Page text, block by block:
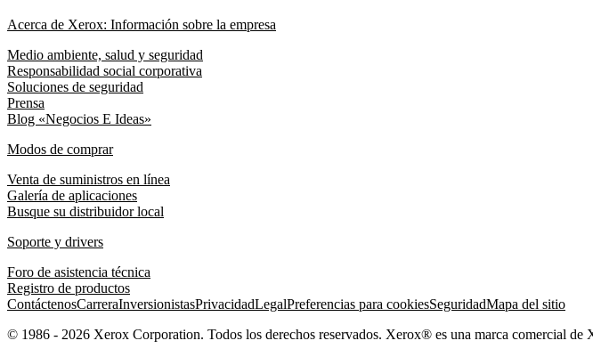
Acerca de Xerox: Información sobre la empresa
Medio ambiente, salud y seguridad
Responsabilidad social corporativa
Soluciones de seguridad
Prensa
Blog «Negocios E Ideas»
Modos de comprar
Venta de suministros en línea
Galería de aplicaciones
Busque su distribuidor local
Soporte y drivers
Foro de asistencia técnica
Registro de productos
ContáctenosCarreraInversionistasPrivacidadLegalPreferencias para cookiesSeguridadMapa del sitio
© 1986 - 2026 Xerox Corporation. Todos los derechos reservados. Xerox® es una marca comercial